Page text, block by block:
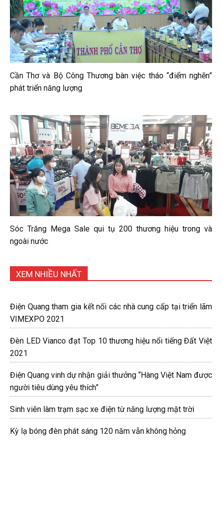
Cần Thơ và Bộ Công Thương bàn việc tháo “điểm nghẽn”
phát triển năng lượng
Sóc Trăng Mega Sale qui tụ 200 thương hiệu trong và
ngoài nước
XEM NHIỀU NHẤT
Điện Quang tham gia kết nối các nhà cung cấp tại triển lãm
VIMEXPO 2021
Đèn LED Vianco đạt Top 10 thương hiệu nổi tiếng Đất Việt
2021
Điện Quang vinh dự nhận giải thưởng “Hàng Việt Nam được
người tiêu dùng yêu thích”
Sinh viên làm trạm sạc xe điện từ năng lượng mặt trời
Kỳ lạ bóng đèn phát sáng 120 năm vẫn không hỏng